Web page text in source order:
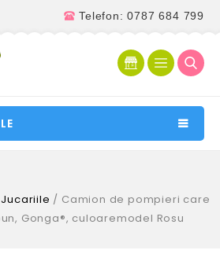
Telefon: 0787 684 799
/ Camion de pompieri care
Gonga®, culoaremodel Rosu